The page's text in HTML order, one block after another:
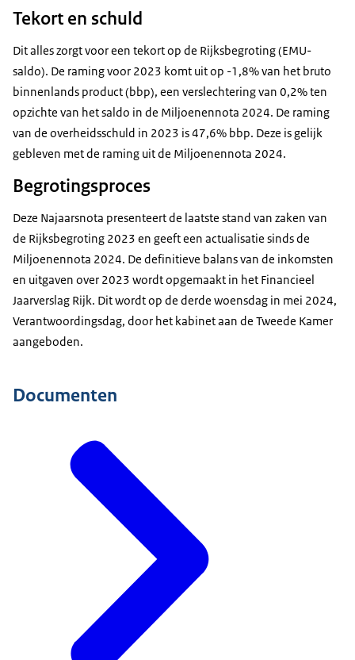
Tekort en schuld
Dit alles zorgt voor een tekort op de Rijksbegroting (EMU-
saldo). De raming voor 2023 komt uit op -1,8% van het bruto
binnenlands product (bbp), een verslechtering van 0,2% ten
opzichte van het saldo in de Miljoenennota 2024. De raming
van de overheidsschuld in 2023 is 47,6% bbp. Deze is gelijk
gebleven met de raming uit de Miljoenennota 2024.
Begrotingsproces
Deze Najaarsnota presenteert de laatste stand van zaken van
de Rijksbegroting 2023 en geeft een actualisatie sinds de
Miljoenennota 2024. De definitieve balans van de inkomsten
en uitgaven over 2023 wordt opgemaakt in het Financieel
Jaarverslag Rijk. Dit wordt op de derde woensdag in mei 2024,
Verantwoordingsdag, door het kabinet aan de Tweede Kamer
aangeboden.
Documenten